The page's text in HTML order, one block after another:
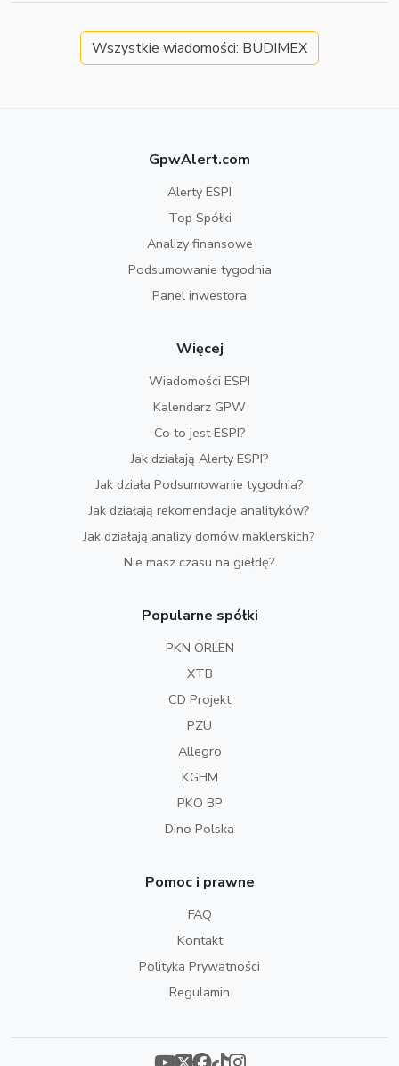
Wszystkie wiadomości: BUDIMEX
GpwAlert.com
Alerty ESPI
Top Spółki
Analizy finansowe
Podsumowanie tygodnia
Panel inwestora
Więcej
Wiadomości ESPI
Kalendarz GPW
Co to jest ESPI?
Jak działają Alerty ESPI?
Jak działa Podsumowanie tygodnia?
Jak działają rekomendacje analityków?
Jak działają analizy domów maklerskich?
Nie masz czasu na giełdę?
Popularne spółki
PKN ORLEN
XTB
CD Projekt
PZU
Allegro
KGHM
PKO BP
Dino Polska
Pomoc i prawne
FAQ
Kontakt
Polityka Prywatności
Regulamin